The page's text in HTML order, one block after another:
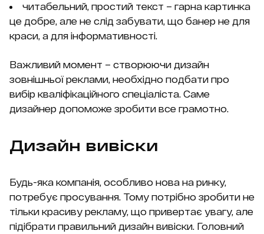
читабельний, простий текст – гарна картинка
це добре, але не слід забувати, що банер не для
краси, а для інформативності.
Важливий момент – створюючи дизайн
зовнішньої реклами, необхідно подбати про
вибір кваліфікаційного спеціаліста. Саме
дизайнер допоможе зробити все грамотно.
Дизайн вивіски
Будь-яка компанія, особливо нова на ринку,
потребує просування. Тому потрібно зробити не
тільки красиву рекламу, що привертає увагу, але
підібрати правильний дизайн вивіски. Головний